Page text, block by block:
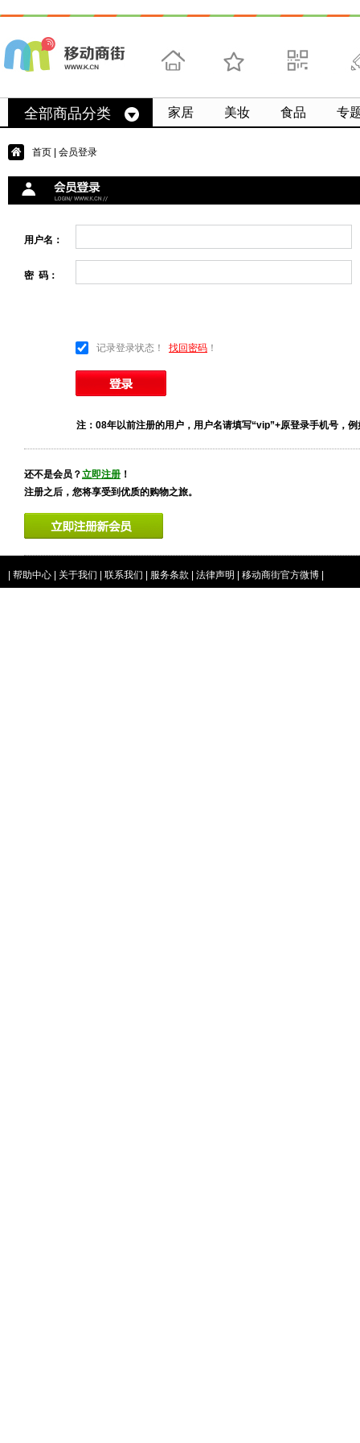
首页 收藏 求扫码 微
全部商品分类 家居 美妆 食品 专
首页 | 会员登录
用户名：
密 码：
记录登录状态！ 找回密码 ！
注：08年以前注册的用户，用户名请填写“vip”+原登录手机号，
还不是会员？立即注册 ！
注册之后，您将享受到优质的购物之旅。
帮助中心 关于我们 联系我们 服务条款 法律声明 移动商街官方微博